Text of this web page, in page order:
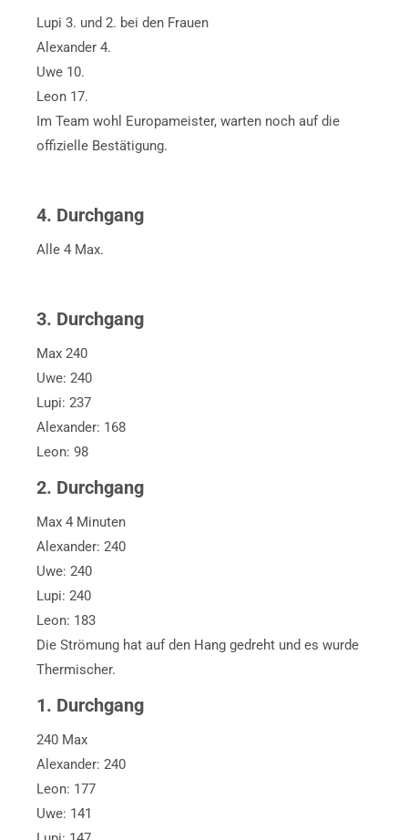
Lupi 3. und 2. bei den Frauen
Alexander 4.
Uwe 10.
Leon 17.
Im Team wohl Europameister, warten noch auf die
offizielle Bestätigung.
4. Durchgang
Alle 4 Max.
3. Durchgang
Max 240
Uwe: 240
Lupi: 237
Alexander: 168
Leon: 98
2. Durchgang
Max 4 Minuten
Alexander: 240
Uwe: 240
Lupi: 240
Leon: 183
Die Strömung hat auf den Hang gedreht und es wurde
Thermischer.
1. Durchgang
240 Max
Alexander: 240
Leon: 177
Uwe: 141